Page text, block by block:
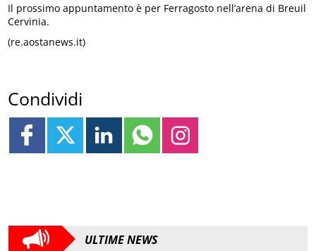
Il prossimo appuntamento è per Ferragosto nell’arena di Breuil
Cervinia.
(re.aostanews.it)
Condividi
ULTIME NEWS